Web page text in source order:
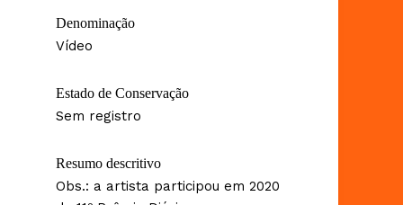
Denominação
Vídeo
Estado de Conservação
Sem registro
Resumo descritivo
Obs.: a artista participou em 2020